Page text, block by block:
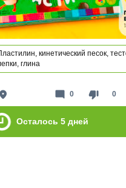
кинетический песок,
глина
place thumb_down 0
mode_comment 0
Осталось 5 дней